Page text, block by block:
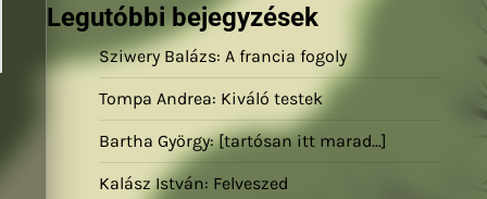
Legutóbbi bejegyzések
Sziwery Balázs: A francia fogoly
Tompa Andrea: Kiváló testek
Bartha György: [tartósan itt marad…]
Kalász István: Felveszed